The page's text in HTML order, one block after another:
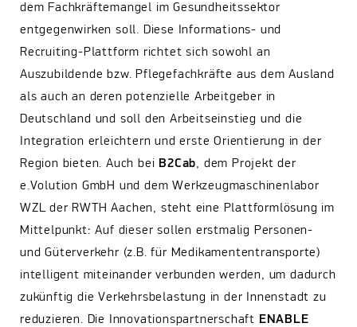
dem Fachkräftemangel im Gesundheitssektor
entgegenwirken soll. Diese Informations- und
Recruiting-Plattform richtet sich sowohl an
Auszubildende bzw. Pflegefachkräfte aus dem Ausland
als auch an deren potenzielle Arbeitgeber in
Deutschland und soll den Arbeitseinstieg und die
Integration erleichtern und erste Orientierung in der
Region bieten. Auch bei B2Cab, dem Projekt der
e.Volution GmbH und dem Werkzeugmaschinenlabor
WZL der RWTH Aachen, steht eine Plattformlösung im
Mittelpunkt: Auf dieser sollen erstmalig Personen-
und Güterverkehr (z.B. für Medikamententransporte)
intelligent miteinander verbunden werden, um dadurch
zukünftig die Verkehrsbelastung in der Innenstadt zu
reduzieren. Die Innovationspartnerschaft ENABLE